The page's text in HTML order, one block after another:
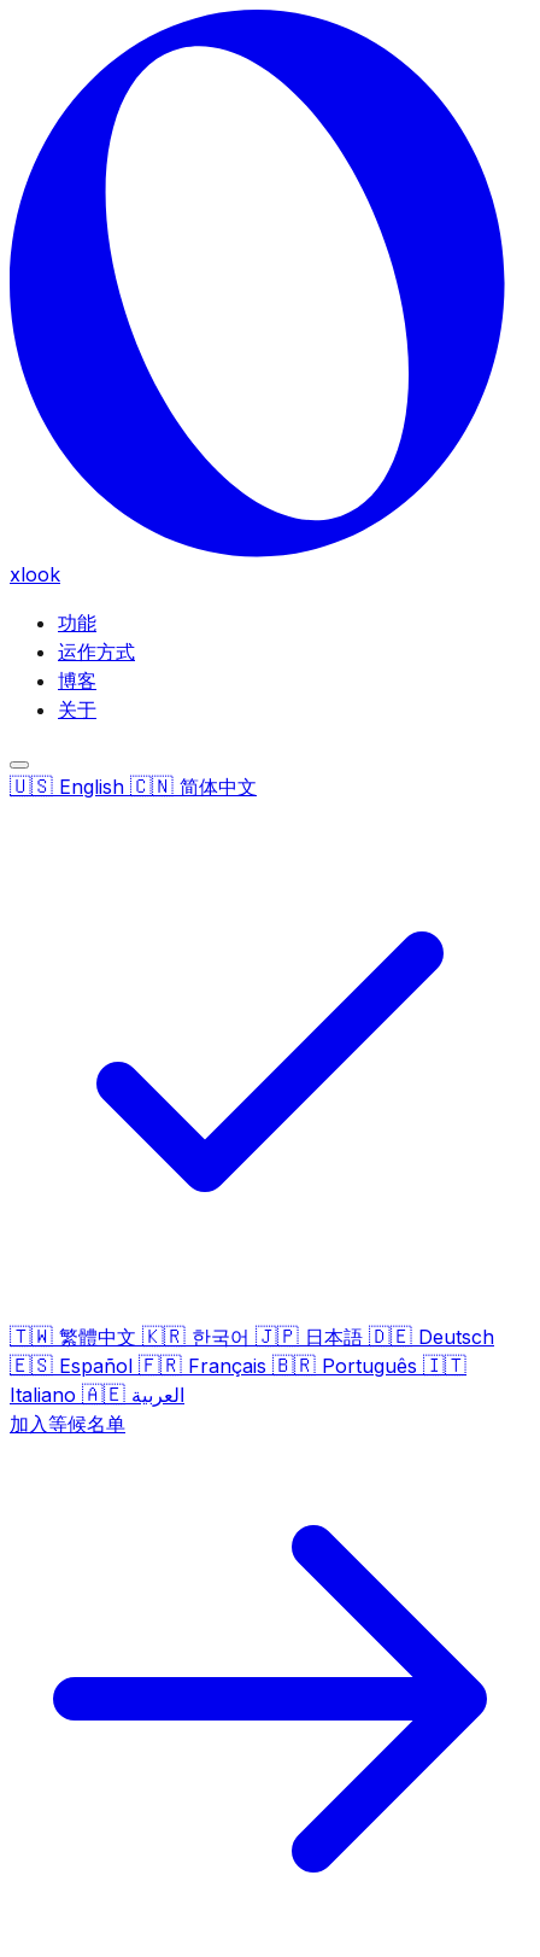
Skip to main content
xlook
功能
运作方式
博客
关于
🇺🇸 English 🇨🇳 简体中文
🇹🇼 繁體中文 🇰🇷 한국어 🇯🇵 日本語 🇩🇪 Deutsch
🇪🇸 Español 🇫🇷 Français 🇧🇷 Português 🇮🇹
Italiano 🇦🇪 العربية
加入等候名单